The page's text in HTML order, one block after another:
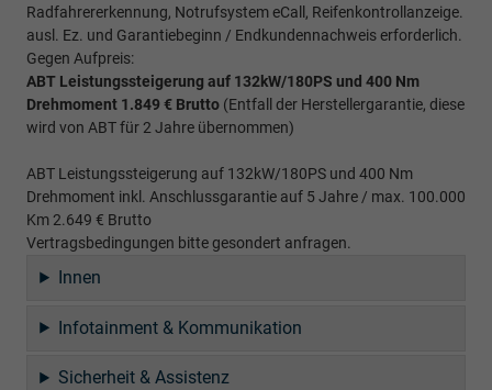
Radfahrererkennung, Notrufsystem eCall, Reifenkontrollanzeige.
ausl. Ez. und Garantiebeginn / Endkundennachweis erforderlich.
Gegen Aufpreis:
ABT Leistungssteigerung auf 132kW/180PS und 400 Nm
Drehmoment 1.849 € Brutto (Entfall der Herstellergarantie, diese
wird von ABT für 2 Jahre übernommen)
ABT Leistungssteigerung auf 132kW/180PS und 400 Nm
Drehmoment inkl. Anschlussgarantie auf 5 Jahre / max. 100.000
Km 2.649 € Brutto
Vertragsbedingungen bitte gesondert anfragen.
Innen
Infotainment & Kommunikation
Sicherheit & Assistenz